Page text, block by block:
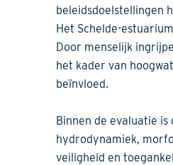
beleidsdoelstellingen
Het Schelde-
Door menselijk
het kader van
beïnvloed.
Binnen de evaluatie
hydrodynamiek,
veiligheid en